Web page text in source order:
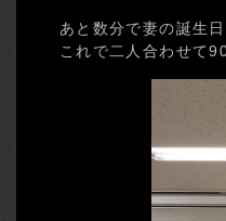
あと数分で妻の誕生
これで二人合わせて90